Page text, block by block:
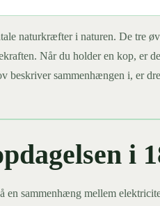
naturkræfter i naturen. De tre
Når du holder en kop, er
beskriver sammenhængen i, er
i
sammenhæng mellem